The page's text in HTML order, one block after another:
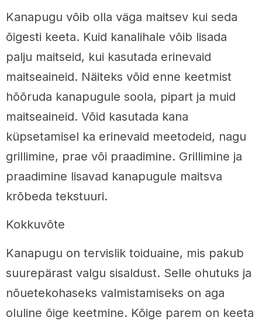
Kanapugu võib olla väga maitsev kui seda
õigesti keeta. Kuid kanalihale võib lisada
palju maitseid, kui kasutada erinevaid
maitseaineid. Näiteks võid enne keetmist
hõõruda kanapugule soola, pipart ja muid
maitseaineid. Võid kasutada kana
küpsetamisel ka erinevaid meetodeid, nagu
grillimine, prae või praadimine. Grillimine ja
praadimine lisavad kanapugule maitsva
krõbeda tekstuuri.
Kokkuvõte
Kanapugu on tervislik toiduaine, mis pakub
suurepärast valgu sisaldust. Selle ohutuks ja
nõuetekohaseks valmistamiseks on aga
oluline õige keetmine. Kõige parem on keeta